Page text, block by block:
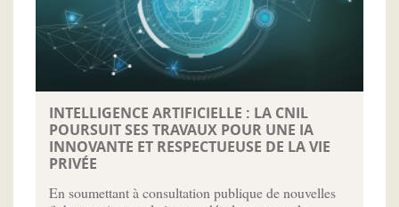
INTELLIGENCE ARTIFICIELLE : LA CNIL
POURSUIT SES TRAVAUX POUR UNE IA
INNOVANTE ET RESPECTUEUSE DE LA VIE
PRIVÉE
En soumettant à consultation publique de nouvelles